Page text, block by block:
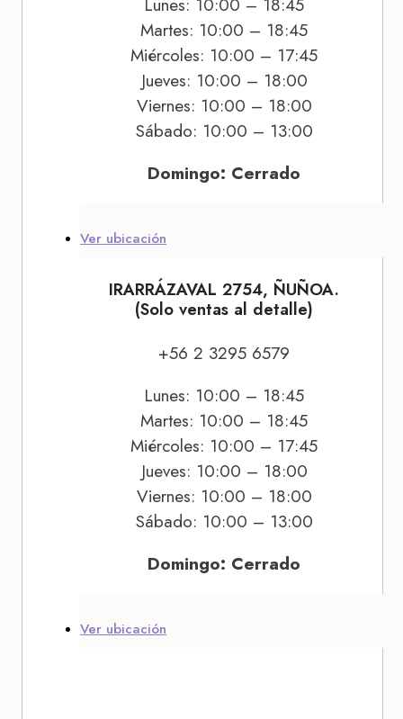
Lunes: 10:00 – 18:45
Martes: 10:00 – 18:45
Miércoles: 10:00 – 17:45
Jueves: 10:00 – 18:00
Viernes: 10:00 – 18:00
Sábado: 10:00 – 13:00
Domingo: Cerrado
Ver ubicación
IRARRÁZAVAL 2754, ÑUÑOA.
(Solo ventas al detalle)
+56 2 3295 6579
Lunes: 10:00 – 18:45
Martes: 10:00 – 18:45
Miércoles: 10:00 – 17:45
Jueves: 10:00 – 18:00
Viernes: 10:00 – 18:00
Sábado: 10:00 – 13:00
Domingo: Cerrado
Ver ubicación